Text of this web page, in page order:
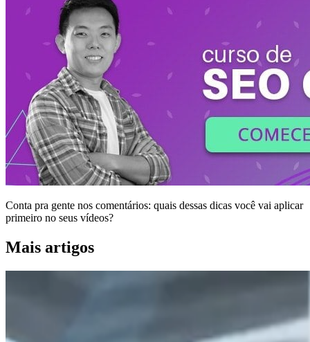
Conta pra gente nos comentários: quais dessas dicas você vai aplicar
primeiro no seus vídeos?
Mais artigos